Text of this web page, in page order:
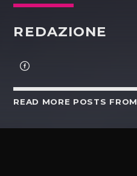
REDAZIONE
READ MORE POSTS FROM